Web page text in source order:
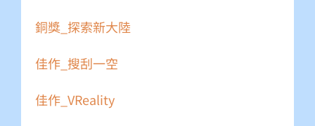
銅獎_探索新大陸
佳作_搜刮一空
佳作_VReality